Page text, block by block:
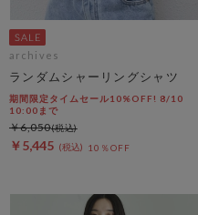
archives
ランダムシャーリングシャツ
期間限定タイムセール10%OFF! 8/10
10:00まで
￥5,445 10％OFF
￥6,050